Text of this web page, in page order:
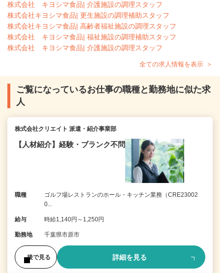
株式会社 キヨシマ食品| 介護施設の調理スタッフ
株式会社キヨシマ食品| 更生施設の調理補助スタッフ
株式会社キヨシマ食品| 高齢者福祉施設の調理スタッフ
株式会社 キヨシマ食品| 福祉施設の調理補助スタッフ
株式会社 キヨシマ食品| 介護施設の調理スタッフ
全ての求人情報を表示
ご覧になっているお仕事の職種と勤務地に似た求
人
株式会社クリエイト 派遣・紹介事業部
【人材紹介】経験・ブランク不問
職種
ゴルフ場レストランのホール・キッチン業務（CRE23002
0...
給与 時給1,140円～1,250円
勤務地 千葉県市原市
後で見る 詳細を見る